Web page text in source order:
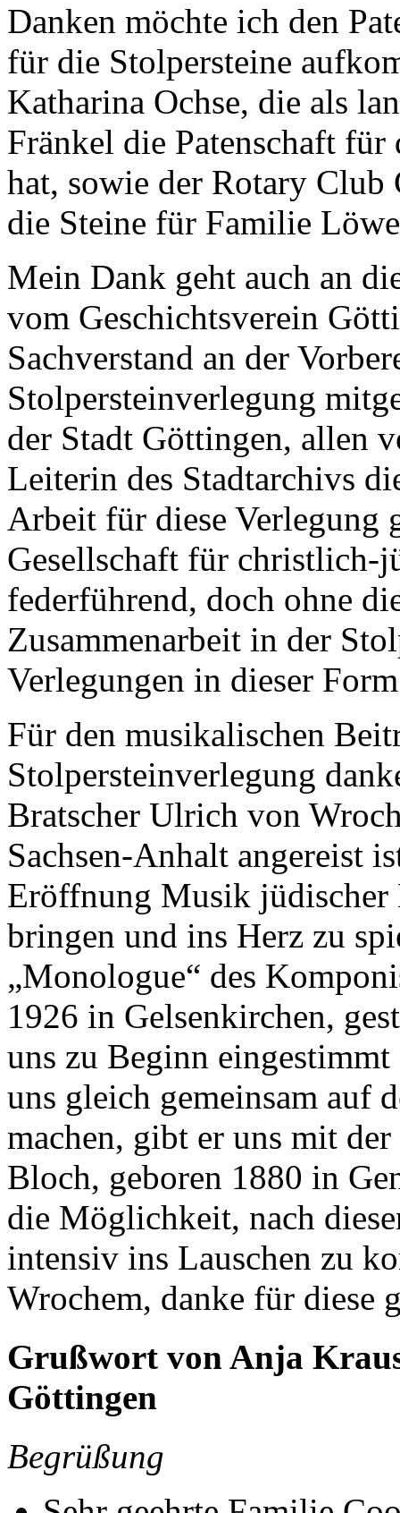
Danken möchte ich den
für die Stolpersteine
Katharina Ochse, die als
Fränkel die Patenschaft für
hat, sowie der Rotary Club
die Steine für Familie
Mein Dank geht auch an
vom Geschichtsverein
Sachverstand an der
Stolpersteinverlegung
der Stadt Göttingen, allen
Leiterin des Stadtarchivs
Arbeit für diese Verlegung
Gesellschaft für christlich-
federführend, doch ohne
Zusammenarbeit in der
Verlegungen in dieser
Für den musikalischen
Stolpersteinverlegung
Bratscher Ulrich von
Sachsen-Anhalt angereist
Eröffnung Musik jüdischer
bringen und ins Herz zu
„Monologue“ des
1926 in Gelsenkirchen,
uns zu Beginn
uns gleich gemeinsam auf
machen, gibt er uns mit
Bloch, geboren 1880 in
die Möglichkeit, nach
intensiv ins Lauschen zu
Wrochem, danke für diese
Grußwort von Anja
Göttingen
Begrüßung